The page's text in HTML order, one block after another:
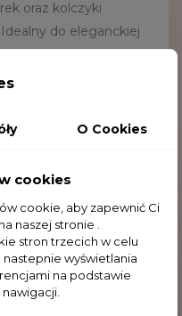
oraz kolczyki
do eleganckiej
jest w ozdobne
(szer. x wys.)
cm(szer. x wys.)
O Cookies
cookies
cookie, aby zapewnić Ci
naszej stronie .
stron trzecich w celu
nastepnie wyświetlania
na podstawie